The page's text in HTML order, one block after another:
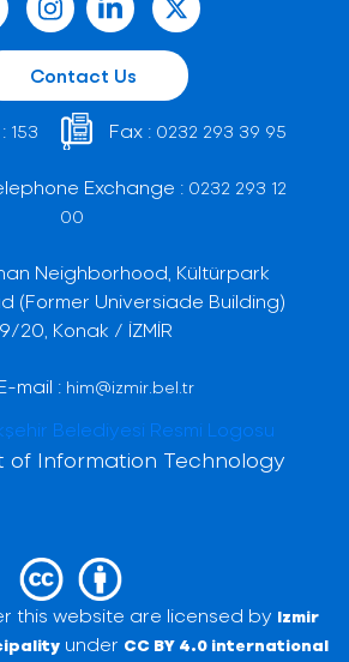
Contact Us
153 Fax : 0232 293 39 95
Exchange : 0232 293 12
00
Neighborhood, Kültürpark
(Former Universiade Building)
20, Konak / İZMİR
mail : him@izmir.bel.tr
of Information Technology
this website are licensed by Izmir
under CC BY 4.0 international